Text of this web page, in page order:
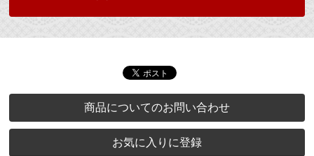
商品についてのお問い合わせ
お気に入りに登録